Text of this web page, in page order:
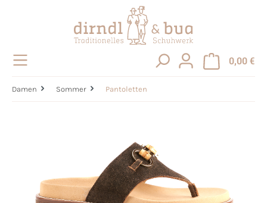
0,00 €
Damen Sommer Pantoletten